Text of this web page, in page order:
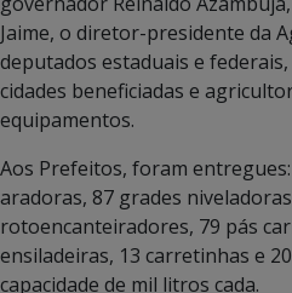
Jaime, o diretor-presidente da
deputados estaduais e
cidades beneficiadas e
equipamentos.
Aos Prefeitos, foram
aradoras, 87 grades
rotoencanteiradores, 79 pás
ensiladeiras, 13 carretinhas e
capacidade de mil litros cada.